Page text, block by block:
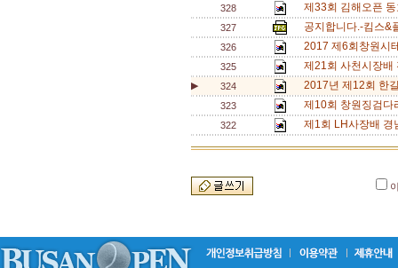
328 제33회 김해오픈
327 공지합니다.-킴스&
326 2017 제6회창원시
325 제21회 사천시장
▶ 324 2017년 제12회 한
323 제10회 창원징검
322 제1회 LH사장배